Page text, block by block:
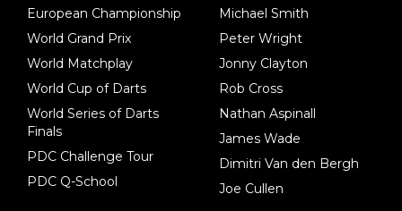
European Championship
World Grand Prix
World Matchplay
World Cup of Darts
World Series of Darts
Finals
PDC Challenge Tour
PDC Q-School
Michael Smith
Peter Wright
Jonny Clayton
Rob Cross
Nathan Aspinall
James Wade
Dimitri Van den Bergh
Joe Cullen